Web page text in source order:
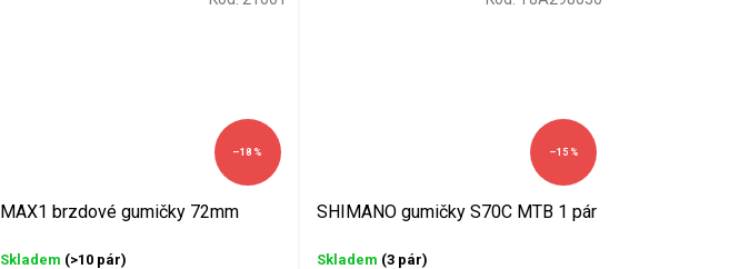
–18 %
MAX1 brzdové gumičky 72mm
Skladem (>10 pár)
–15 %
SHIMANO gumičky S70C MTB 1 pár
Skladem (3 pár)